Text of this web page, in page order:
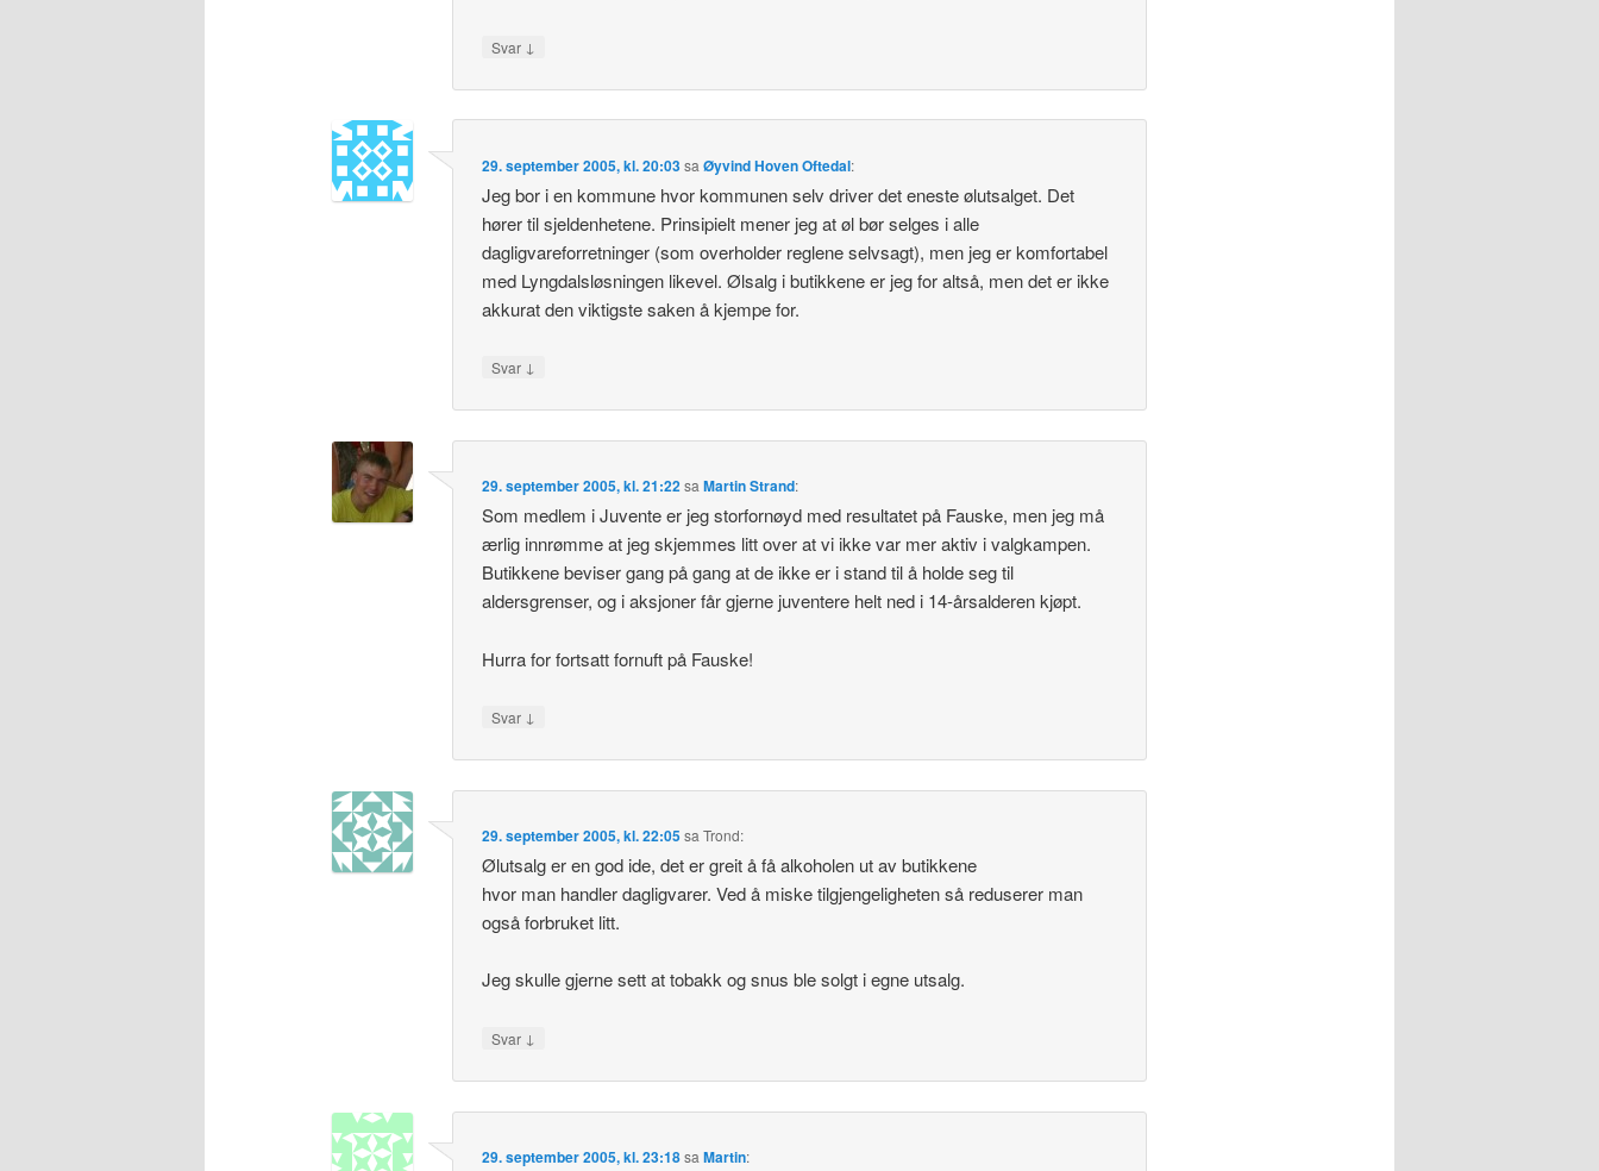
Svar ↓
29. september 2005, kl. 20:03sa Øyvind Hoven Oftedal:
Jeg bor i en kommune hvor kommunen selv driver det eneste ølutsalget. Det
hører til sjeldenhetene. Prinsipielt mener jeg at øl bør selges i alle
dagligvareforretninger (som overholder reglene selvsagt), men jeg er komfortabel
med Lyngdalsløsningen likevel. Ølsalg i butikkene er jeg for altså, men det er ikke
akkurat den viktigste saken å kjempe for.
Svar ↓
29. september 2005, kl. 21:22sa Martin Strand:
Som medlem i Juvente er jeg storfornøyd med resultatet på Fauske, men jeg må
ærlig innrømme at jeg skjemmes litt over at vi ikke var mer aktiv i valgkampen.
Butikkene beviser gang på gang at de ikke er i stand til å holde seg til
aldersgrenser, og i aksjoner får gjerne juventere helt ned i 14-årsalderen kjøpt.
Hurra for fortsatt fornuft på Fauske!
Svar ↓
29. september 2005, kl. 22:05sa Trond:
Ølutsalg er en god ide, det er greit å få alkoholen ut av butikkene
hvor man handler dagligvarer. Ved å miske tilgjengeligheten så reduserer man
også forbruket litt.
Jeg skulle gjerne sett at tobakk og snus ble solgt i egne utsalg.
Svar ↓
29. september 2005, kl. 23:18sa Martin: